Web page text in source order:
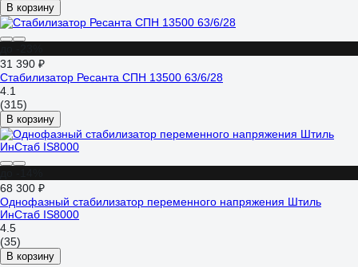
В корзину
31 390 ₽
Стабилизатор Ресанта СПН 13500 63/6/28
4.1
(315)
В корзину
68 300 ₽
Однофазный стабилизатор переменного напряжения Штиль
ИнСтаб IS8000
4.5
(35)
В корзину